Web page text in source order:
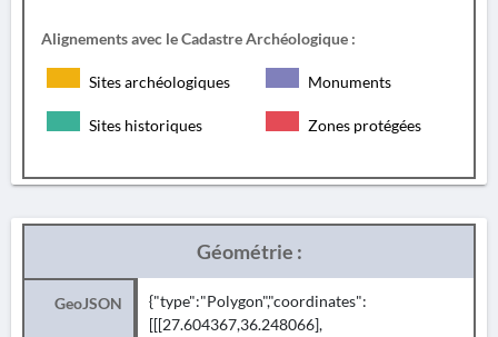
Alignements avec le Cadastre Archéologique :
Sites archéologiques Monuments
Sites historiques Zones protégées
Géométrie :
GeoJSON
{"type":"Polygon","coordinates":
[[[27.604367,36.248066],